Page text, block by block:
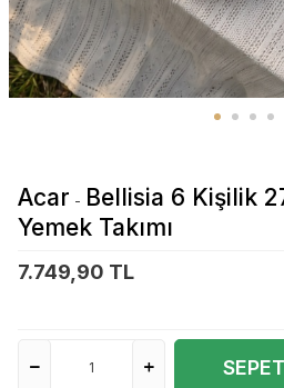
Acar - Bellisia 6 Kişilik
Yemek Takımı
7.749,90 TL